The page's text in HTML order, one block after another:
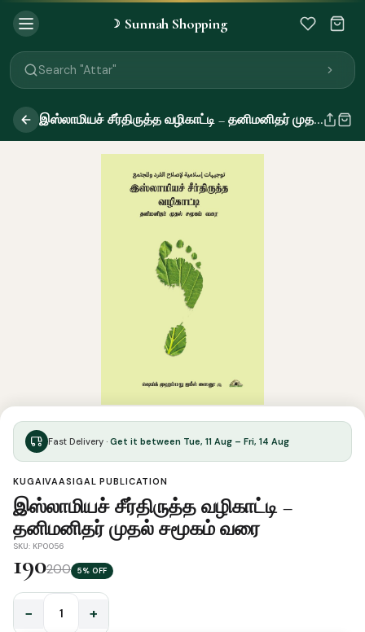
☽ Sunnah Shopping
Search "Miswak"
Search "Attar"
Search "Islamic Books"
Search "Prayer Mat"
Search "Kids Flash Cards"
இஸ்லாமியச் சீர்திருத்த வழிகாட்டி – தனிமனிதர் முதல் சமூகம் வரை
Fast Delivery · Get it between Tue, 11 Aug – Fri, 14 Aug
KUGAIVAASIGAL PUBLICATION
இஸ்லாமியச் சீர்திருத்த வழிகாட்டி –
தனிமனிதர் முதல் சமூகம் வரை
SKU: KP0056
190200 5% OFF
இஸ்லாமியச்
− +